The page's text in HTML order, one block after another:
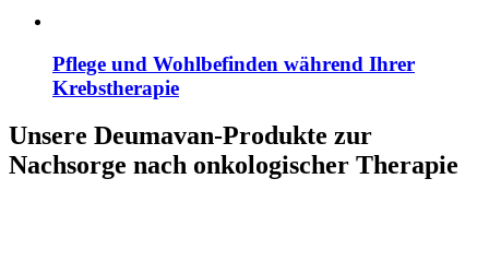
Pflege und Wohlbefinden während Ihrer
Krebstherapie
Unsere Deumavan-Produkte zur
Nachsorge nach onkologischer Therapie